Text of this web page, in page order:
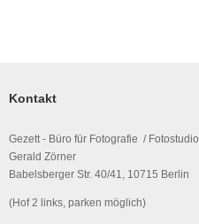
Kontakt
Gezett - Büro für Fotografie / Fotostudio
Gerald Zörner
Babelsberger Str. 40/41, 10715 Berlin
(Hof 2 links, parken möglich)